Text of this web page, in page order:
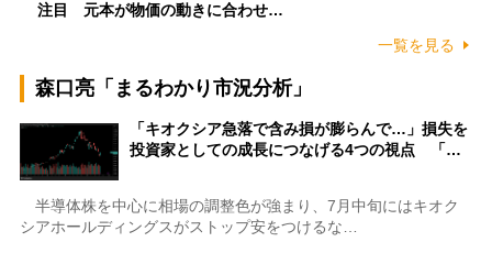
注目 元本が物価の動きに合わせ…
一覧を見る
森口亮「まるわかり市況分析」
「キオクシア急落で含み損が膨らんで…」損失を
投資家としての成長につなげる4つの視点 「…
半導体株を中心に相場の調整色が強まり、7月中旬にはキオク
シアホールディングスがストップ安をつけるな…